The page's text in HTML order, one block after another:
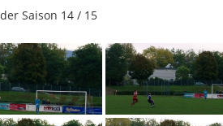
Saison 14 / 15